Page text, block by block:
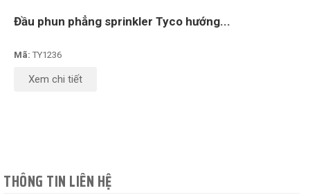
Đầu phun phẳng sprinkler Tyco hướng...
Mã: TY1236
Xem chi tiết
THÔNG TIN LIÊN HỆ